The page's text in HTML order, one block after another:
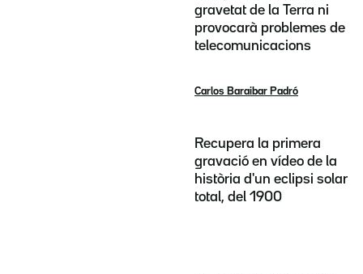
gravetat de la Terra ni
provocarà problemes de
telecomunicacions
Carlos Baraibar Padró
Recupera la primera
gravació en vídeo de la
història d'un eclipsi solar
total, del 1900